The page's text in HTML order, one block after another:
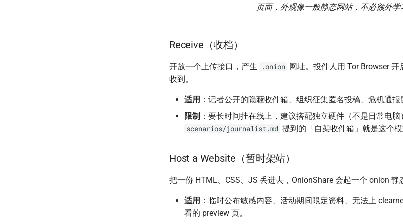
页面，外观像一般静态网站，不必额外学
Receive（收档）
开放一个上传接口，产生 .onion 网址。投件人用 Tor Browser
收到。
适用 ：记者公开的隐蔽收件箱、组织征集匿名投稿、危机通报
限制 ：要长时间挂在线上，建议搭配独立硬件（不是日常电脑
scenarios/journalist.md 提到的「自架收件箱」就是这个模
Host a Website（暂时架站）
把一份 HTML、CSS、JS 丢进去，OnionShare 会起一个 onion 静
适用 ：临时公布敏感内容、活动期间限定资料、无法上
看的 preview 页。